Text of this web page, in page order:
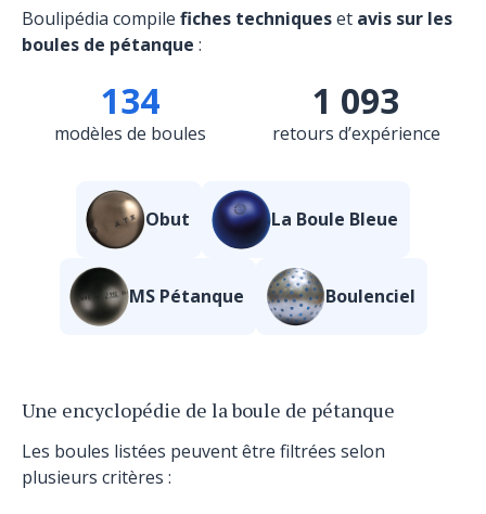
Boulipédia compile fiches techniqueset avis sur les
boules de pétanque :
134
modèles de boules
1 093
retours d’expérience
Obut La Boule Bleue
MS Pétanque Boulenciel
Une encyclopédie de la boule de pétanque
Les boules listées peuvent être filtrées selon
plusieurs critères :